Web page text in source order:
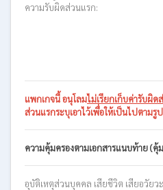
ความรับผิดส่วนแรก:
แพกเกจนี้อนุโลมไม่เรียกเก็บค่ารับผิด
ส่วนแรกระบุเอาไว้เพื่อให้เป็นไปตาม
ความคุ้มครองตามเอกสารแนบท้าย (คุ้
อุบัติเหตุส่วนบุคคล เสียชีวิต เสียอวัยว